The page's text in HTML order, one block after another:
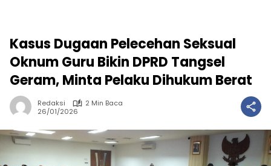
Kasus Dugaan Pelecehan Seksual
Oknum Guru Bikin DPRD Tangsel
Geram, Minta Pelaku Dihukum Berat
Redaksi
2 Min Baca
26/01/2026